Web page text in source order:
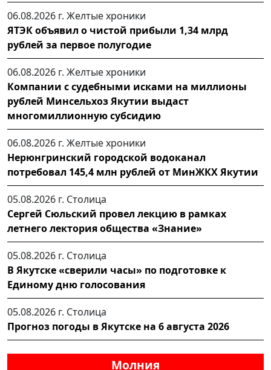
06.08.2026 г. Желтые хроники
ЯТЭК объявил о чистой прибыли 1,34 млрд
рублей за первое полугодие
06.08.2026 г. Желтые хроники
Компании с судебными исками на миллионы
рублей Минсельхоз Якутии выдаст
многомиллионную субсидию
06.08.2026 г. Желтые хроники
Нерюнгринский городской водоканал
потребовал 145,4 млн рублей от МинЖКХ Якутии
05.08.2026 г. Столица
Сергей Сюльский провел лекцию в рамках
летнего лектория общества «Знание»
05.08.2026 г. Столица
В Якутске «сверили часы» по подготовке к
Единому дню голосования
05.08.2026 г. Столица
Прогноз погоды в Якутске на 6 августа 2026
Молния